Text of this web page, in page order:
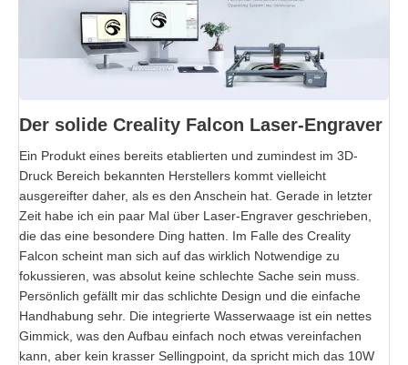
Der solide Creality Falcon Laser-Engraver
Ein Produkt eines bereits etablierten und zumindest im 3D-
Druck Bereich bekannten Herstellers kommt vielleicht
ausgereifter daher, als es den Anschein hat. Gerade in letzter
Zeit habe ich ein paar Mal über Laser-Engraver geschrieben,
die das eine besondere Ding hatten. Im Falle des Creality
Falcon scheint man sich auf das wirklich Notwendige zu
fokussieren, was absolut keine schlechte Sache sein muss.
Persönlich gefällt mir das schlichte Design und die einfache
Handhabung sehr. Die integrierte Wasserwaage ist ein nettes
Gimmick, was den Aufbau einfach noch etwas vereinfachen
kann, aber kein krasser Sellingpoint, da spricht mich das 10W